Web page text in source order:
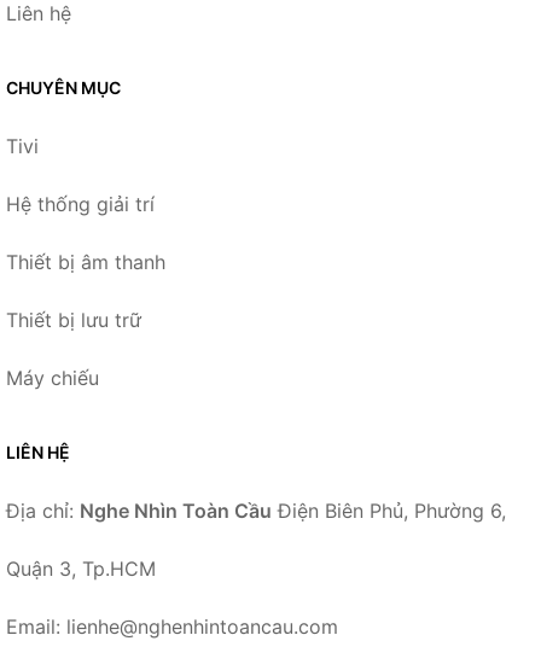
Liên hệ
CHUYÊN MỤC
Tivi
Hệ thống giải trí
Thiết bị âm thanh
Thiết bị lưu trữ
Máy chiếu
LIÊN HỆ
Địa chỉ: Nghe Nhìn Toàn Cầu Điện Biên Phủ, Phường 6,
Quận 3, Tp.HCM
Email: lienhe@nghenhintoancau.com